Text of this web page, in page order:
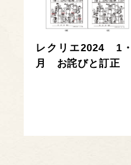
レクリエ2024 1
月 お詫びと訂正